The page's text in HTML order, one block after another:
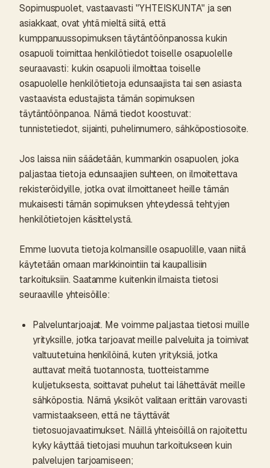
Sopimuspuolet, vastaavasti "YHTEISKUNTA" ja sen
asiakkaat, ovat yhtä mieltä siitä, että
kumppanuussopimuksen täytäntöönpanossa kukin
osapuoli toimittaa henkilötiedot toiselle osapuolelle
seuraavasti: kukin osapuoli ilmoittaa toiselle
osapuolelle henkilötietoja edunsaajista tai sen asiasta
vastaavista edustajista tämän sopimuksen
täytäntöönpanoa. Nämä tiedot koostuvat:
tunnistetiedot, sijainti, puhelinnumero, sähköpostiosoite.
Jos laissa niin säädetään, kummankin osapuolen, joka
paljastaa tietoja edunsaajien suhteen, on ilmoitettava
rekisteröidyille, jotka ovat ilmoittaneet heille tämän
mukaisesti tämän sopimuksen yhteydessä tehtyjen
henkilötietojen käsittelystä.
Emme luovuta tietoja kolmansille osapuolille, vaan niitä
käytetään omaan markkinointiin tai kaupallisiin
tarkoituksiin. Saatamme kuitenkin ilmaista tietosi
seuraaville yhteisöille:
Palveluntarjoajat. Me voimme paljastaa tietosi muille
yrityksille, jotka tarjoavat meille palveluita ja toimivat
valtuutetuina henkilöinä, kuten yrityksiä, jotka
auttavat meitä tuotannosta, tuotteistamme
kuljetuksesta, soittavat puhelut tai lähettävät meille
sähköpostia. Nämä yksiköt valitaan erittäin varovasti
varmistaakseen, että ne täyttävät
tietosuojavaatimukset. Näillä yhteisöillä on rajoitettu
kyky käyttää tietojasi muuhun tarkoitukseen kuin
palvelujen tarjoamiseen;